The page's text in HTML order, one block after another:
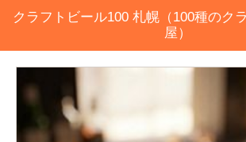
クラフトビール100 札幌（100種のク
屋）